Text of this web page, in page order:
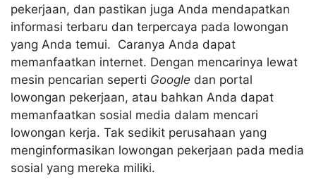
pekerjaan, dan pastikan juga Anda mendapatkan
informasi terbaru dan terpercaya pada lowongan
yang Anda temui. Caranya Anda dapat
memanfaatkan internet. Dengan mencarinya lewat
mesin pencarian seperti Google dan portal
lowongan pekerjaan, atau bahkan Anda dapat
memanfaatkan sosial media dalam mencari
lowongan kerja. Tak sedikit perusahaan yang
menginformasikan lowongan pekerjaan pada media
sosial yang mereka miliki.